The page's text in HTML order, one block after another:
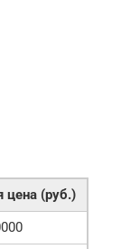
цена (руб.)